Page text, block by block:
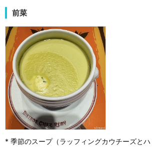
前菜
* 季節のスープ（ラッフィングカウチーズとハ